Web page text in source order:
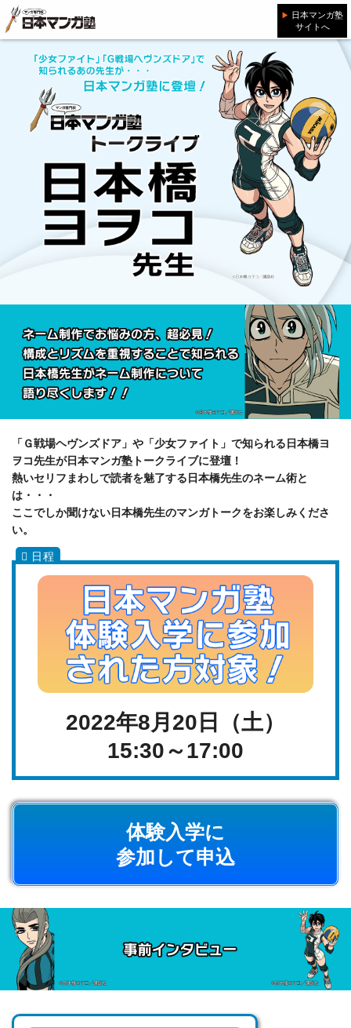
日本マンガ塾
サイトへ
「Ｇ戦場ヘヴンズドア」や「少女ファイト」で知られる日本橋ヨ
ヲコ先生が日本マンガ塾トークライブに登壇！
熱いセリフまわしで読者を魅了する日本橋先生のネーム術と
は・・・
ここでしか聞けない日本橋先生のマンガトークをお楽しみくださ
い。
2022年8月20日（土）
15:30～17:00
体験入学に
参加して申込